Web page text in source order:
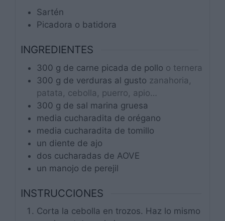
Sartén
Picadora o batidora
INGREDIENTES
300 g de carne picada de pollo o ternera
300 g de verduras al gusto zanahoria,
patata, cebolla, puerro, apio…
300 g de sal marina gruesa
media cucharadita de orégano
media cucharadita de tomillo
un diente de ajo
dos cucharadas de AOVE
un manojo de perejil
INSTRUCCIONES
Corta la cebolla en trozos. Haz lo mismo